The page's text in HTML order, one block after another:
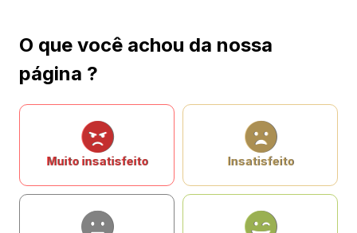
O que você achou da nossa
página ?
Muito insatisfeito Insatisfeito